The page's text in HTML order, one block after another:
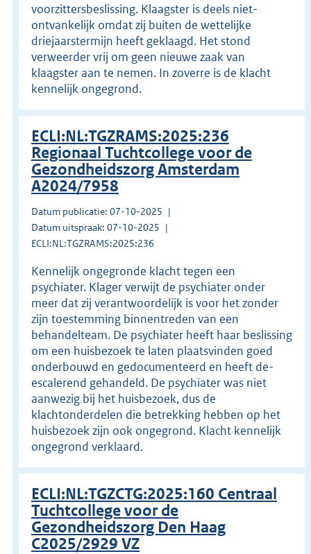
voorzittersbeslissing. Klaagster is deels niet-
ontvankelijk omdat zij buiten de wettelijke
driejaarstermijn heeft geklaagd. Het stond
verweerder vrij om geen nieuwe zaak van
klaagster aan te nemen. In zoverre is de klacht
kennelijk ongegrond.
ECLI:NL:TGZRAMS:2025:236
Regionaal Tuchtcollege voor de
Gezondheidszorg Amsterdam
A2024/7958
Datum publicatie: 07-10-2025
Datum uitspraak: 07-10-2025
ECLI:NL:TGZRAMS:2025:236
Kennelijk ongegronde klacht tegen een
psychiater. Klager verwijt de psychiater onder
meer dat zij verantwoordelijk is voor het zonder
zijn toestemming binnentreden van een
behandelteam. De psychiater heeft haar beslissing
om een huisbezoek te laten plaatsvinden goed
onderbouwd en gedocumenteerd en heeft de-
escalerend gehandeld. De psychiater was niet
aanwezig bij het huisbezoek, dus de
klachtonderdelen die betrekking hebben op het
huisbezoek zijn ook ongegrond. Klacht kennelijk
ongegrond verklaard.
ECLI:NL:TGZCTG:2025:160 Centraal
Tuchtcollege voor de
Gezondheidszorg Den Haag
C2025/2929 VZ